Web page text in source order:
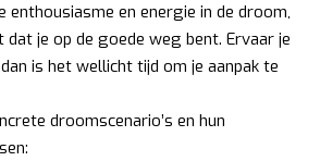
enthousiasme en energie in de droom,
je op de goede weg bent. Ervaar je
is het wellicht tijd om je aanpak te
droomscenario’s en hun